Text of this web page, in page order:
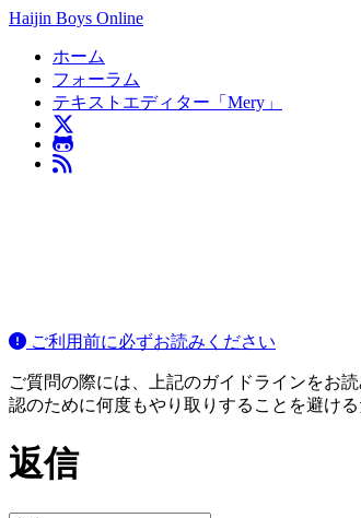
Haijin Boys Online
ホーム
フォーラム
テキストエディター「Mery」
ご利用前に必ずお読みください
ご質問の際には、上記のガイドラインをお
認のために何度もやり取りすることを避け
返信